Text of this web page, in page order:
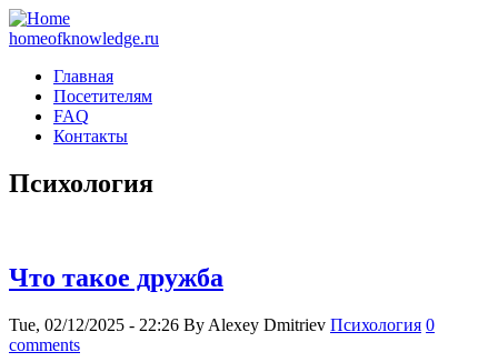
homeofknowledge.ru
Главная
Посетителям
FAQ
Контакты
Психология
Что такое дружба
Tue, 02/12/2025 - 22:26 By Alexey Dmitriev Психология 0
comments